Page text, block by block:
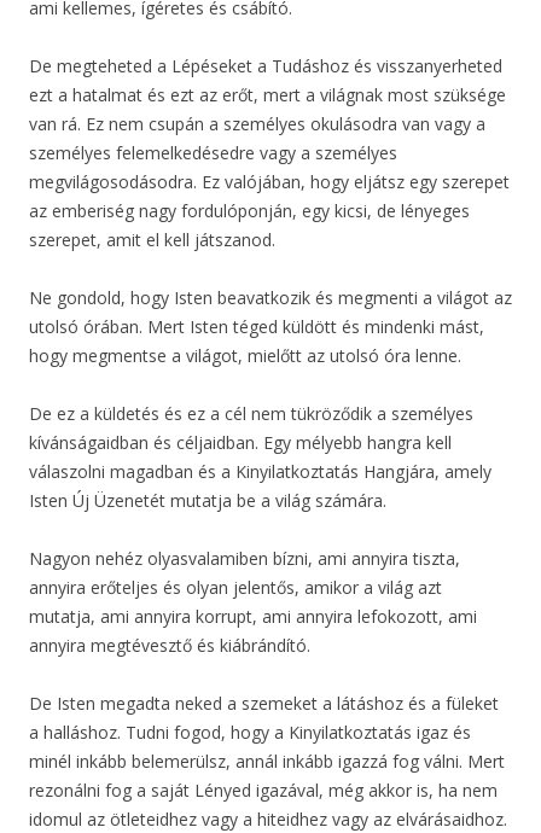
ami kellemes, ígéretes és csábító.
De megteheted a Lépéseket a Tudáshoz és visszanyerheted
ezt a hatalmat és ezt az erőt, mert a világnak most szüksége
van rá. Ez nem csupán a személyes okulásodra van vagy a
személyes felemelkedésedre vagy a személyes
megvilágosodásodra. Ez valójában, hogy eljátsz egy szerepet
az emberiség nagy fordulóponján, egy kicsi, de lényeges
szerepet, amit el kell játszanod.
Ne gondold, hogy Isten beavatkozik és megmenti a világot az
utolsó órában. Mert Isten téged küldött és mindenki mást,
hogy megmentse a világot, mielőtt az utolsó óra lenne.
De ez a küldetés és ez a cél nem tükröződik a személyes
kívánságaidban és céljaidban. Egy mélyebb hangra kell
válaszolni magadban és a Kinyilatkoztatás Hangjára, amely
Isten Új Üzenetét mutatja be a világ számára.
Nagyon nehéz olyasvalamiben bízni, ami annyira tiszta,
annyira erőteljes és olyan jelentős, amikor a világ azt
mutatja, ami annyira korrupt, ami annyira lefokozott, ami
annyira megtévesztő és kiábrándító.
De Isten megadta neked a szemeket a látáshoz és a füleket
a halláshoz. Tudni fogod, hogy a Kinyilatkoztatás igaz és
minél inkább belemerülsz, annál inkább igazzá fog válni. Mert
rezonálni fog a saját Lényed igazával, még akkor is, ha nem
idomul az ötleteidhez vagy a hiteidhez vagy az elvárásaidhoz.